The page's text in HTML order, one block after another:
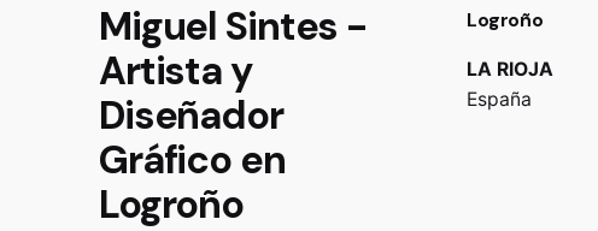
Miguel Sintes -
Artista y
Diseñador
Gráfico en
Logroño
Logroño
LA RIOJA
España